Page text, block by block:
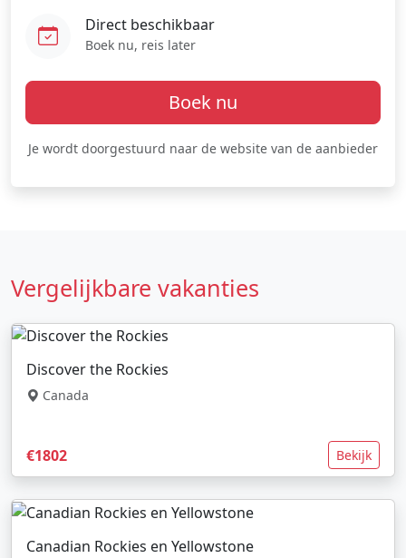
Direct beschikbaar
Boek nu, reis later
Boek nu
Je wordt doorgestuurd naar de website van de aanbieder
Vergelijkbare vakanties
Discover the Rockies
Canada
€1802 Bekijk
Canadian Rockies en Yellowstone